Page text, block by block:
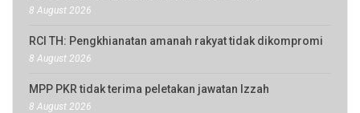
8 August 2026
RCI TH: Pengkhianatan amanah rakyat tidak dikompromi
8 August 2026
MPP PKR tidak terima peletakan jawatan Izzah
8 August 2026